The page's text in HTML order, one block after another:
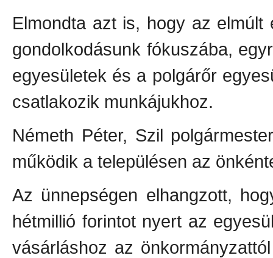
Elmondta azt is, hogy az
gondolkodásunk fókuszába,
egyesületek és a polgárőr
csatlakozik munkájukhoz.
Németh Péter, Szil
működik a településen az
Az ünnepségen elhangzott,
hétmillió forintot nyert az
vásárláshoz az